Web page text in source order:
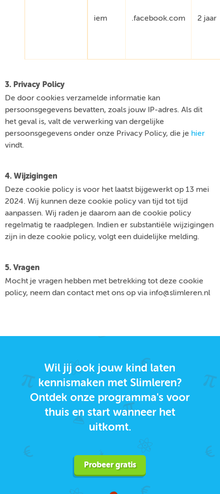
iem .facebook.com 2 jaar
3. Privacy Policy
De door cookies verzamelde informatie kan
persoonsgegevens bevatten, zoals jouw IP-adres. Als dit
het geval is, valt de verwerking van dergelijke
persoonsgegevens onder onze Privacy Policy, die je hier
vindt.
4. Wijzigingen
Deze cookie policy is voor het laatst bijgewerkt op 13 mei
2024. Wij kunnen deze cookie policy van tijd tot tijd
aanpassen. Wij raden je daarom aan de cookie policy
regelmatig te raadplegen. Indien er substantiële wijzigingen
zijn in deze cookie policy, volgt een duidelijke melding.
5. Vragen
Mocht je vragen hebben met betrekking tot deze cookie
policy, neem dan contact met ons op via info@slimleren.nl
Wil jij ook jouw kind laten
kennismaken met Slimleren?
Ontdek onze programma's voor
thuis en start wanneer het
uitkomt.
Probeer gratis